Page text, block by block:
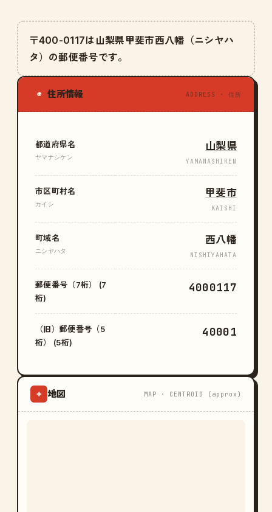
〒400-0117は山梨県甲斐市西八幡（ニシヤハ
タ）の郵便番号です。
◉ 住所情報 ADDRESS · 住所
都道府県名
ヤマナシケン
山梨県
YAMANASHIKEN
市区町村名
カイシ
甲斐市
KAISHI
町域名
ニシヤハタ
西八幡
NISHIYAHATA
郵便番号（7桁） (7
桁)
4000117
（旧）郵便番号（5
桁） (5桁)
40001
⌖ 地図 MAP · CENTROID (approx)